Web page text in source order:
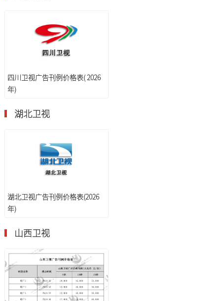
四川卫视广告刊例价格表( 2026
年)
湖北卫视
湖北卫视广告刊例价格表(2026
年)
山西卫视